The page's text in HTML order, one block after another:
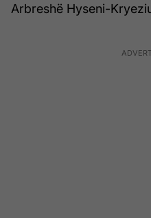
Arbreshë Hyseni-